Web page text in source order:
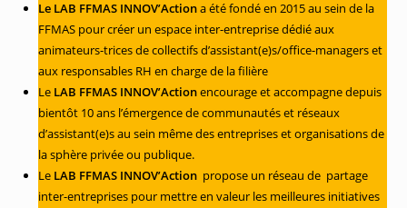
Le LAB FFMAS INNOV’Actiona été fondé en 2015 au sein de la
FFMAS pour créer un espace inter-entreprise dédié aux
animateurs-trices de collectifs d’assistant(e)s/office-managers et
aux responsables RH en charge de la filière
Le LAB FFMAS INNOV’Actionencourage et accompagne depuis
bientôt 10 ans l’émergence de communautés et réseaux
d’assistant(e)s au sein même des entreprises et organisations de
la sphère privée ou publique.
Le LAB FFMAS INNOV’Action propose un réseau de partage
inter-entreprises pour mettre en valeur les meilleures initiatives